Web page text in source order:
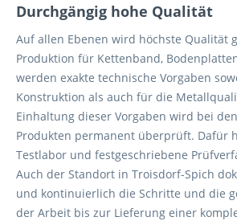
Durchgängig hohe Qualität
Auf allen Ebenen wird höchste Qualität
Produktion für Kettenband,
werden exakte technische Vorgaben
Konstruktion als auch für die
Einhaltung dieser Vorgaben wird bei
Produkten permanent überprüft. Dafür
Testlabor und festgeschriebene
Auch der Standort in Troisdorf-Spich
und kontinuierlich die Schritte und die
der Arbeit bis zur Lieferung einer